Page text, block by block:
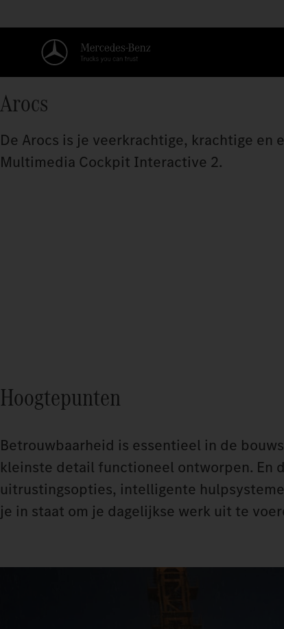
Arocs
De Arocs is je veerkrachtige, krachtige
Multimedia Cockpit Interactive 2.
Hoogtepunten
Betrouwbaarheid is essentieel in de
kleinste detail functioneel ontworpen. En
uitrustingsopties, intelligente
je in staat om je dagelijkse werk uit te